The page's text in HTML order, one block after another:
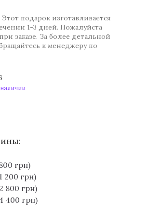
подарок изготавливается
1-3 дней. Пожалуйста
заказе. За более детальной
к менеджеру по
грн)
200 грн)
800 грн)
400 грн)